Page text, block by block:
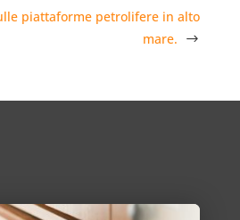
piattaforme petrolifere in alto
mare.